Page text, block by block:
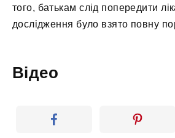
того, батькам слід попередити
дослідження було взято повну
Відео